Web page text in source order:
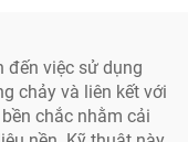
đến việc sử dụng
chảy và liên kết với
chắc nhằm cải